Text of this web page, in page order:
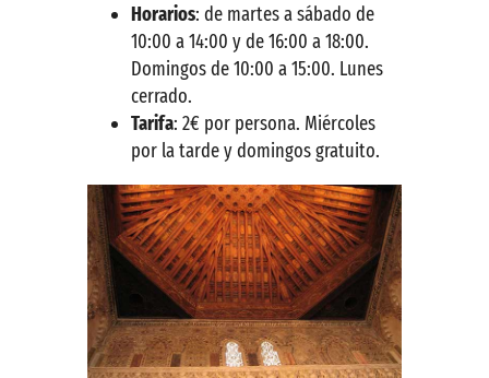
Horarios: de martes a sábado de
10:00 a 14:00 y de 16:00 a 18:00.
Domingos de 10:00 a 15:00. Lunes
cerrado.
Tarifa: 2€ por persona. Miércoles
por la tarde y domingos gratuito.